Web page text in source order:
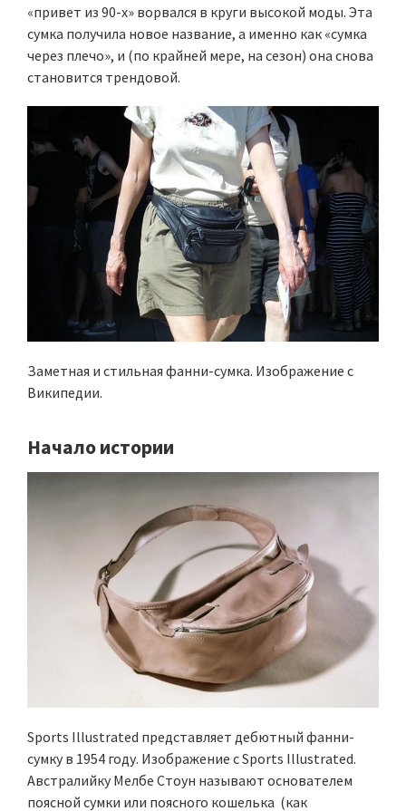
«привет из 90-х» ворвался в круги высокой моды. Эта
сумка получила новое название, а именно как «сумка
через плечо», и (по крайней мере, на сезон) она снова
становится трендовой.
Заметная и стильная фанни-сумка. Изображение с
Википедии.
Начало истории
Sports Illustrated представляет дебютный фанни-
сумку в 1954 году. Изображение с Sports Illustrated.
Австралийку Мелбе Стоун называют основателем
поясной сумки или поясного кошелька (как